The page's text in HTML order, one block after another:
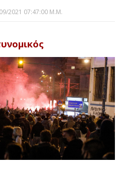
2021 07:47:00 Μ.μ.